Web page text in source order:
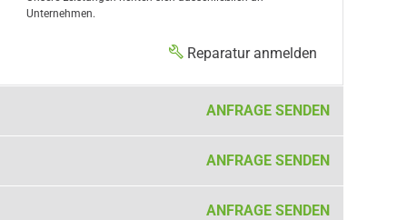
Unternehmen.
Reparatur anmelden
ANFRAGE SENDEN
ANFRAGE SENDEN
ANFRAGE SENDEN